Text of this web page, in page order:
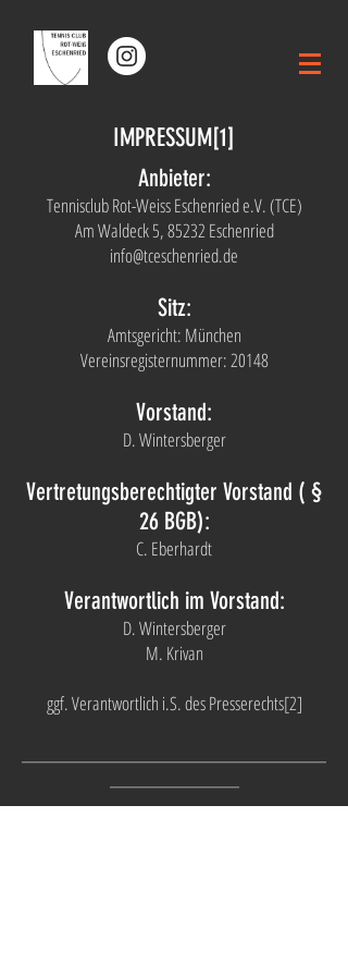
IMPRESSUM[1]
Anbieter:
Tennisclub Rot-Weiss Eschenried e.V. (TCE)
Am Waldeck 5, 85232 Eschenried
info@tceschenried.de
Sitz:
Amtsgericht: München
Vereinsregisternummer: 20148
Vorstand:
D. Wintersberger
Vertretungsberechtigter Vorstand ( §
26 BGB):
C. Eberhardt
Verantwortlich im Vorstand:
D. Wintersberger
M. Krivan
ggf. Verantwortlich i.S. des Presserechts[2]